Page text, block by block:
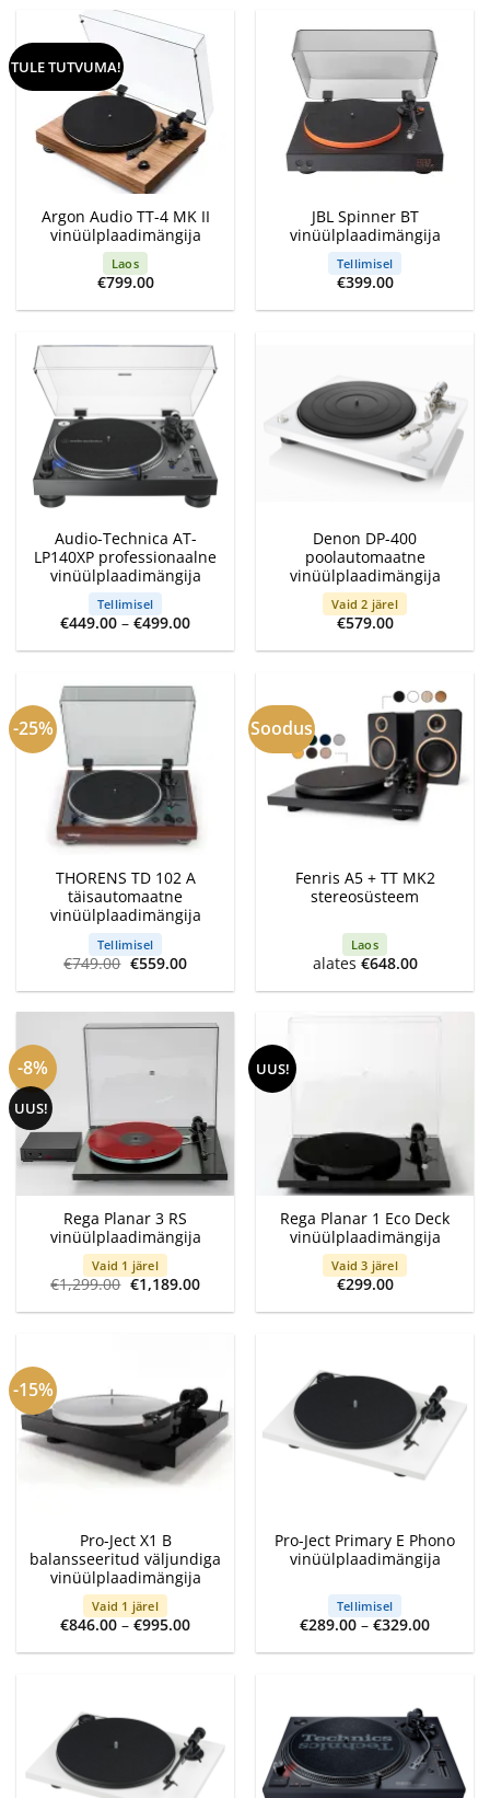
TULE TUTVUMA!
Argon Audio TT-4 MK II
vinüülplaadimängija
Laos
€799.00
JBL Spinner BT
vinüülplaadimängija
Tellimisel
€399.00
Audio-Technica AT-
LP140XP professionaalne
vinüülplaadimängija
Tellimisel
€449.00 – €499.00Price
€449.00
Denon DP-400
poolautomaatne
vinüülplaadimängija
Vaid 2 järel
€579.00
-25%
THORENS TD 102 A
täisautomaatne
vinüülplaadimängija
Tellimisel
€749.00 Algne
hind
oli:
€559.00Current
is:
Soodus
Fenris A5 + TT MK2
stereosüsteem
Laos
alates €648.00
-8%
UUS!
Rega Planar 3 RS
vinüülplaadimängija
Vaid 1 järel
€1,299.00 Algne
hind
oli:
€1,189.00Current
is:
UUS!
Rega Planar 1 Eco Deck
vinüülplaadimängija
Vaid 3 järel
€299.00
-15%
Pro-Ject X1 B
balansseeritud väljundiga
vinüülplaadimängija
Vaid 1 järel
€846.00 – €995.00Price
€846.00
Pro-Ject Primary E Phono
vinüülplaadimängija
Tellimisel
€289.00 – €329.00Price
€289.00